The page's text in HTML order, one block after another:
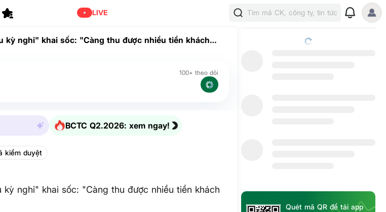
LIVE Tìm mã CK, công ty, tin tức
kỳ nghỉ" khai sốc: "Càng thu được nhiều tiền khách
100+ theo dõi
BCTC Q2.2026: xem ngay!
kiểm duyệt
nghỉ" khai sốc: "Càng thu được nhiều tiền khách
Quét mã QR để tải app